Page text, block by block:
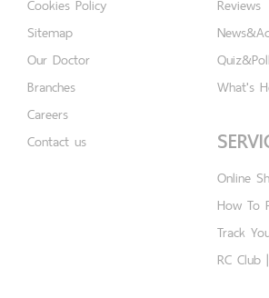
Cookies Policy
Sitemap
Our Doctor
Branches
Careers
Contact us
Reviews
Quiz&Poll
What's
Online
How To
Track
RC